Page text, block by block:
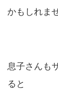
かもしれま
息子さんも
ると